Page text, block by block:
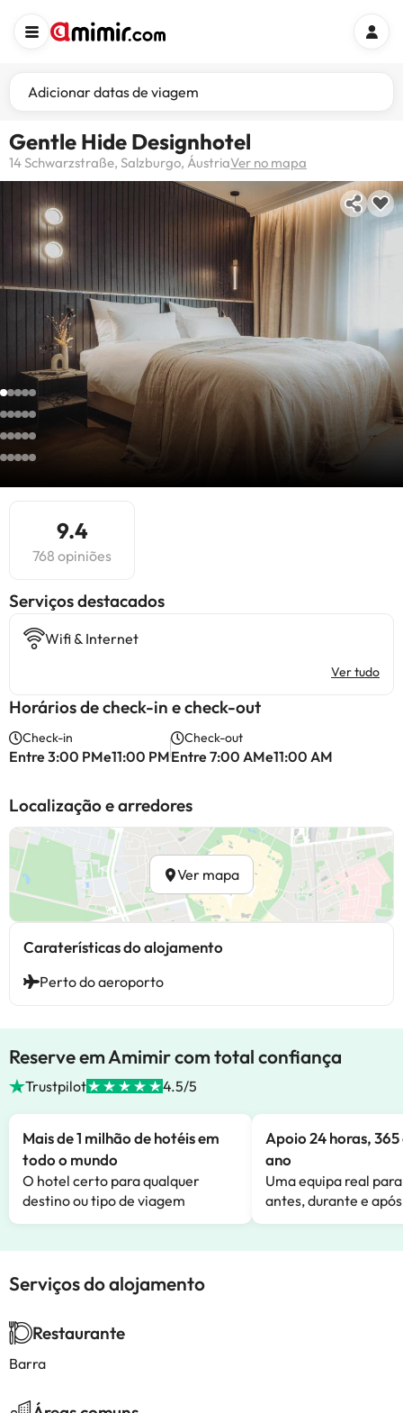
Adicionar datas de viagem
Gentle Hide Designhotel
14 Schwarzstraße, Salzburgo, ÁustriaVer no mapa
9.4
768 opiniões
Serviços destacados
Wifi & Internet
Ver tudo
Horários de check-in e check-out
Check-in
Entre 3:00 PMe11:00 PM
Check-out
Entre 7:00 AMe11:00 AM
Localização e arredores
Ver mapa
Caraterísticas do alojamento
Perto do aeroporto
Reserve em Amimir com total confiança
Trustpilot 4.5/5
Mais de 1 milhão de hotéis em
todo o mundo
O hotel certo para qualquer
destino ou tipo de viagem
Apoio 24 horas,
ano
Uma equipa real
antes, durante e
Serviços do alojamento
Restaurante
Barra